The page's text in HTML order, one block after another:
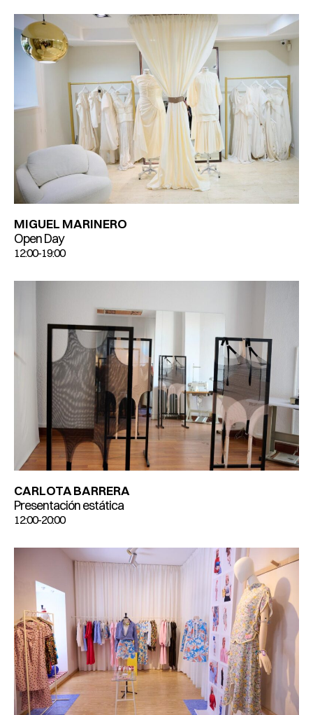
MIGUEL MARINERO
Open Day
12:00-19:00
CARLOTA BARRERA
Presentación estática
12:00-20:00